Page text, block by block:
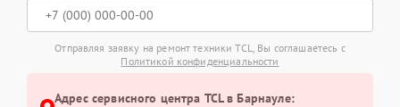
Отправляя заявку на ремонт техники TCL, Вы соглашаетесь с
Политикой конфиденциальности
Адрес сервисного центра TCL в Барнауле: